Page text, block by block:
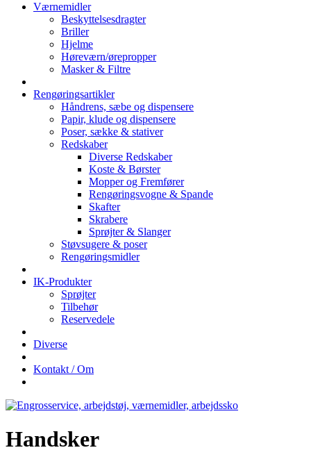
Værnemidler
Beskyttelsesdragter
Briller
Hjelme
Høreværn/ørepropper
Masker & Filtre
Rengøringsartikler
Håndrens, sæbe og dispensere
Papir, klude og dispensere
Poser, sække & stativer
Redskaber
Diverse Redskaber
Koste & Børster
Mopper og Fremfører
Rengøringsvogne & Spande
Skafter
Skrabere
Sprøjter & Slanger
Støvsugere & poser
Rengøringsmidler
IK-Produkter
Sprøjter
Tilbehør
Reservedele
Diverse
Kontakt / Om
Handsker